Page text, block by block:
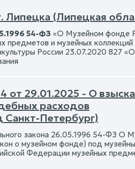
(Липецкая
54-ФЗ «О Музейном фонде
и музейных коллекций
России 23.07.2020 827
29.01.2025 - О
расходов
Петербург)
закона 26.05.1996 54-ФЗ О
о музейном фонде) под
Федерации музейных